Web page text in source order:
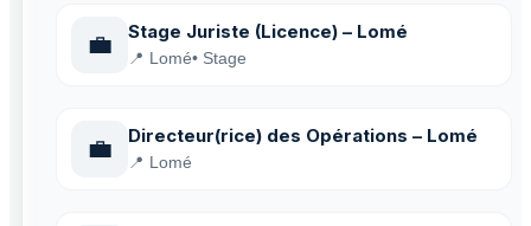
💼 Stage Juriste (Licence) – Lomé
📍 Lomé• Stage
💼 Directeur(rice) des Opérations – Lomé
📍 Lomé